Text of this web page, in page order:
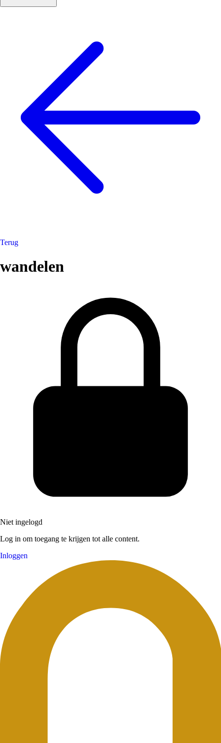
Terug
wandelen
Niet ingelogd
Log in om toegang te krijgen tot alle content.
Inloggen